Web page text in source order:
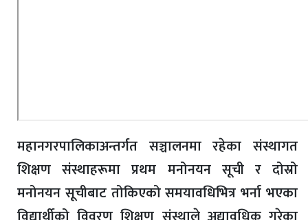
महानगरपालिकाअन्तर्गत सञ्चालनमा रहेका संस्थागत
शिक्षण संस्थाहरूमा प्रथम मनोनयन सूची र दोस्रो
मनोनयन सूचीबाट तोकिएको समयावधिभित्र भर्ना भएका